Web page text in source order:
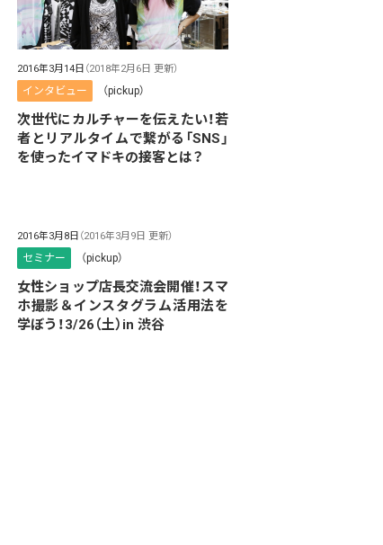
2016年3月14日 （2018年2月6日 更新）
インタビュー （pickup）
次世代にカルチャーを伝えたい！若
者とリアルタイムで繋がる「SNS」
を使ったイマドキの接客とは？
2016年3月8日 （2016年3月9日 更新）
セミナー （pickup）
女性ショップ店長交流会開催！スマ
ホ撮影＆インスタグラム活用法を
学ぼう！3/26（土）in 渋谷